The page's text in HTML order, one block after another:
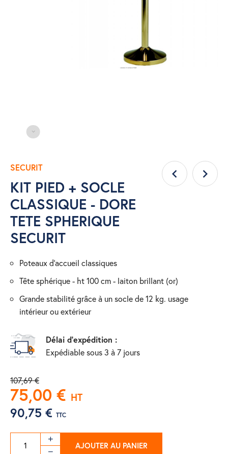
SECURIT
KIT PIED + SOCLE
CLASSIQUE - DORE
TETE SPHERIQUE
SECURIT
poteaux d’accueil classiques
tête sphérique - ht 100 cm - laiton brillant (or)
grande stabilité grâce à un socle de 12 kg. usage
intérieur ou extérieur
Délai d'expédition :
Expédiable sous 3 à 7 jours
107,69 €
75,00 € HT
90,75 € TTC
AJOUTER AU PANIER